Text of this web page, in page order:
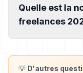
Quelle est la
freelances
💡 D'autres